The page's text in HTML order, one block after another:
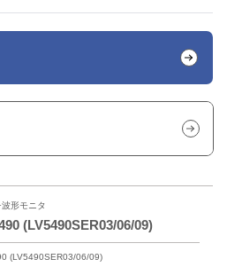
形モニタ
(LV5490SER03/06/09)
(LV5490SER03/06/09)